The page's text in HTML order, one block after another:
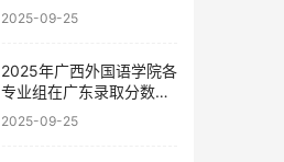
2025-09-25
2025年广西外国语学院各
专业组在广东录取分数线
及位次
2025-09-25